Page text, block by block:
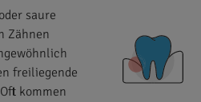
saure
Zähnen
freiliegende
kommen